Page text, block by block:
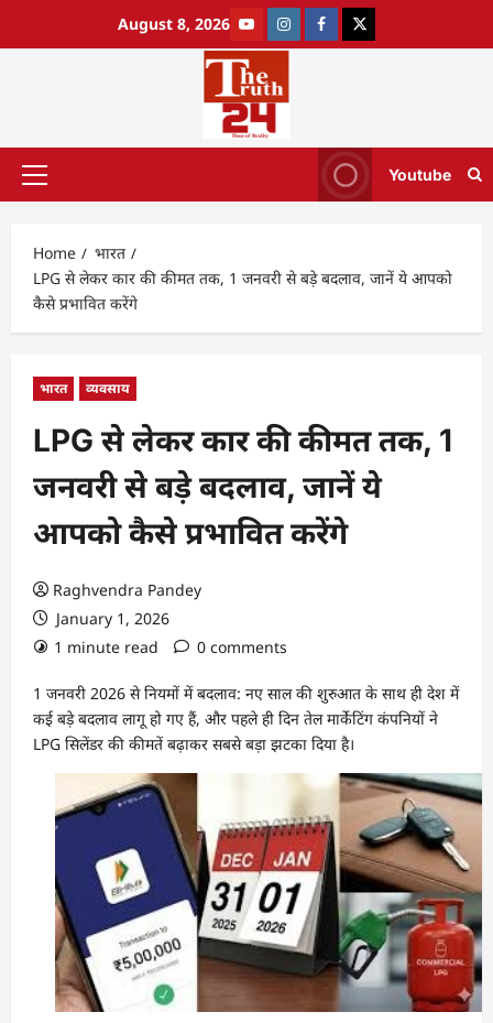
August 8, 2026
Youtube
Home
भारत
LPG से लेकर कार की कीमत तक, 1 जनवरी से बड़े बदलाव, जानें ये आपको
कैसे प्रभावित करेंगे
भारत व्यवसाय
LPG से लेकर कार की कीमत तक, 1
जनवरी से बड़े बदलाव, जानें ये
आपको कैसे प्रभावित करेंगे
Raghvendra Pandey
January 1, 2026
1 minute read
0 comments
1 जनवरी 2026 से नियमों में बदलाव: नए साल की शुरुआत के साथ ही देश में
कई बड़े बदलाव लागू हो गए हैं, और पहले ही दिन तेल मार्केटिंग कंपनियों ने
LPG सिलेंडर की कीमतें बढ़ाकर सबसे बड़ा झटका दिया है।